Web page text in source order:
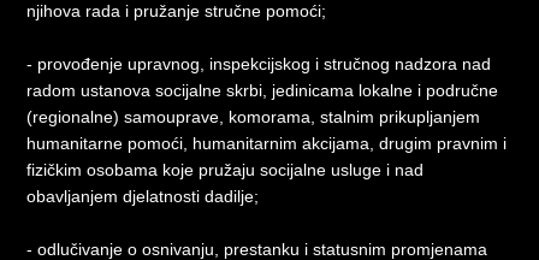
njihova rada i pružanje stručne pomoći;
- provođenje upravnog, inspekcijskog i stručnog nadzora nad
radom ustanova socijalne skrbi, jedinicama lokalne i područne
(regionalne) samouprave, komorama, stalnim prikupljanjem
humanitarne pomoći, humanitarnim akcijama, drugim pravnim i
fizičkim osobama koje pružaju socijalne usluge i nad
obavljanjem djelatnosti dadilje;
- odlučivanje o osnivanju, prestanku i statusnim promjenama